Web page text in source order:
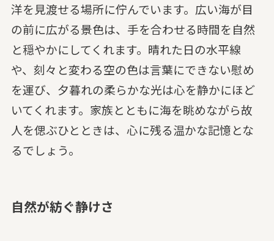
洋を見渡せる場所に佇んでいます。広い海が目
の前に広がる景色は、手を合わせる時間を自然
と穏やかにしてくれます。晴れた日の水平線
や、刻々と変わる空の色は言葉にできない慰め
を運び、夕暮れの柔らかな光は心を静かにほど
いてくれます。家族とともに海を眺めながら故
人を偲ぶひとときは、心に残る温かな記憶とな
るでしょう。
自然が紡ぐ静けさ